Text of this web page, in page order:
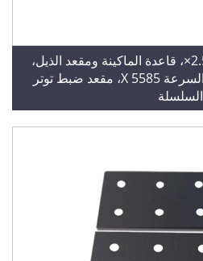
مقود سلسلة ذو سرعة 2.5×، قاعدة الماكينة ومقعد الذيل،
جسم ناقل الحركة بخط السرعة 5585 X، مقعد ضبط توتر
السلسلة